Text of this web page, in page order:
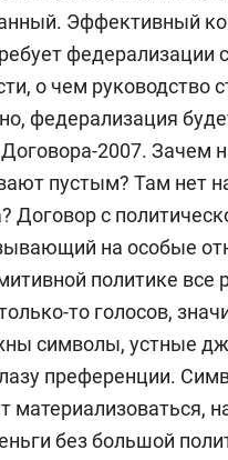
Эффективный
федерализации
о чем
федерализация
2007. Зачем
пустым? Там нет
Договор с
на особые
политике
то голосов,
символы, устные
преференции.
материализоваться,
без большой